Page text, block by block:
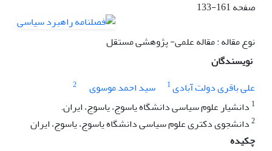
صفحه133-161
نوع مقاله : مقاله علمی- پژوهشی مستقل
نویسندگان
علی باقری دولت آبادی1 سید احمد موسوی
2
1 دانشیار علوم سیاسی دانشگاه یاسوج، یاسوج، ایران.
2دانشجوی دکتری علوم سیاسی دانشگاه یاسوج، یاسوج، ایران
چکیده